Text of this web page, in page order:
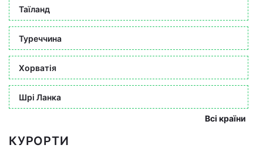
Таїланд
Туреччина
Хорватія
Шрі Ланка
Всі країни
КУРОРТИ